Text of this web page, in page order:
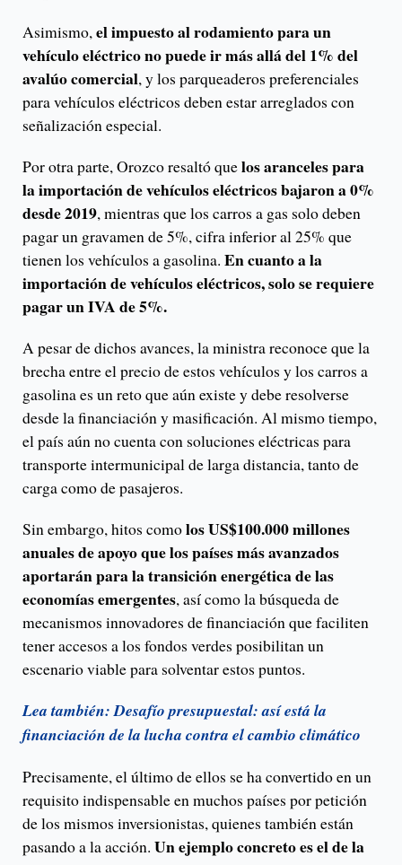
Asimismo,el impuesto al rodamiento para un
vehículo eléctrico no puede ir más allá del 1% del
avalúo comercial, y los parqueaderos preferenciales
para vehículos eléctricos deben estar arreglados con
señalización especial.
Por otra parte, Orozco resaltó quelos aranceles para
la importación de vehículos eléctricos bajaron a 0%
desde 2019, mientras que los carros a gas solo deben
pagar un gravamen de 5%, cifra inferior al 25% que
tienen los vehículos a gasolina. En cuanto a la
importación de vehículos eléctricos, solo se requiere
pagar un IVA de 5%.
A pesar de dichos avances, la ministra reconoce que la
brecha entre el precio de estos vehículos y los carros a
gasolina es un reto que aún existe y debe resolverse
desde la financiación y masificación. Al mismo tiempo,
el país aún no cuenta con soluciones eléctricas para
transporte intermunicipal de larga distancia, tanto de
carga como de pasajeros.
Sin embargo, hitos comolos US$100.000 millones
anuales de apoyo que los países más avanzados
aportarán para la transición energética de las
economías emergentes, así como la búsqueda de
mecanismos innovadores de financiación que faciliten
tener accesos a los fondos verdes posibilitan un
escenario viable para solventar estos puntos.
Lea también: Desafío presupuestal: así está la
financiación de la lucha contra el cambio climático
Precisamente, el último de ellos se ha convertido en un
requisito indispensable en muchos países por petición
de los mismos inversionistas, quienes también están
pasando a la acción. Un ejemplo concreto es el de la